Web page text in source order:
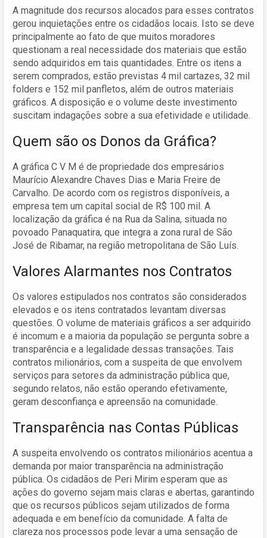
A magnitude dos recursos alocados para esses contratos
gerou inquietações entre os cidadãos locais. Isto se deve
principalmente ao fato de que muitos moradores
questionam a real necessidade dos materiais que estão
sendo adquiridos em tais quantidades. Entre os itens a
serem comprados, estão previstas 4 mil cartazes, 32 mil
folders e 152 mil panfletos, além de outros materiais
gráficos. A disposição e o volume deste investimento
suscitam indagações sobre a sua efetividade e utilidade.
Quem são os Donos da Gráfica?
A gráfica C V M é de propriedade dos empresários
Maurício Alexandre Chaves Dias e Maria Freire de
Carvalho. De acordo com os registros disponíveis, a
empresa tem um capital social de R$ 100 mil. A
localização da gráfica é na Rua da Salina, situada no
povoado Panaquatira, que integra a zona rural de São
José de Ribamar, na região metropolitana de São Luís.
Valores Alarmantes nos Contratos
Os valores estipulados nos contratos são considerados
elevados e os itens contratados levantam diversas
questões. O volume de materiais gráficos a ser adquirido
é incomum e a maioria da população se pergunta sobre a
transparência e a legalidade dessas transações. Tais
contratos milionários, com a suspeita de que envolvem
serviços para setores da administração pública que,
segundo relatos, não estão operando efetivamente,
geram desconfiança e apreensão na comunidade.
Transparência nas Contas Públicas
A suspeita envolvendo os contratos milionários acentua a
demanda por maior transparência na administração
pública. Os cidadãos de Peri Mirim esperam que as
ações do governo sejam mais claras e abertas, garantindo
que os recursos públicos sejam utilizados de forma
adequada e em benefício da comunidade. A falta de
clareza nos processos pode levar a uma sensação de